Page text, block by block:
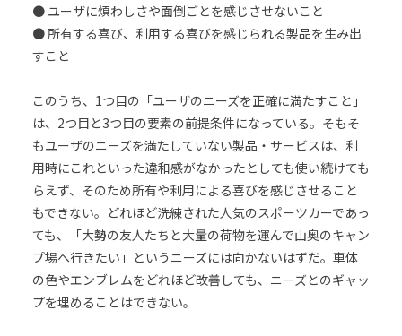
● ユーザに煩わしさや面倒ごとを感じさせないこと
● 所有する喜び、利用する喜びを感じられる製品を生み出
すこと
このうち、1つ目の「ユーザのニーズを正確に満たすこと」
は、2つ目と3つ目の要素の前提条件になっている。そもそ
もユーザのニーズを満たしていない製品・サービスは、利
用時にこれといった違和感がなかったとしても使い続けても
らえず、そのため所有や利用による喜びを感じさせること
もできない。どれほど洗練された人気のスポーツカーであっ
ても、「大勢の友人たちと大量の荷物を運んで山奥のキャン
プ場へ行きたい」というニーズには向かないはずだ。車体
の色やエンブレムをどれほど改善しても、ニーズとのギャッ
プを埋めることはできない。